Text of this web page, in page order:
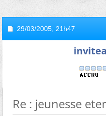
29/03/2005, 21h47
Re : jeunesse